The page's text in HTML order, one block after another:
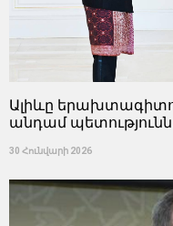
Ալիևը
անդամ
30 Հունվարի 2026